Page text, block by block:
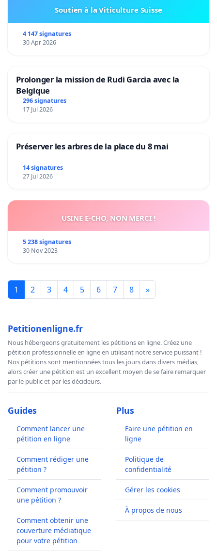
Soutien à la Viticulture Suisse
4 147 signatures
30 Apr 2026
Prolonger la mission de Rudi Garcia avec la
Belgique
296 signatures
17 Jul 2026
Préserver les arbres de la place du 8 mai
14 signatures
27 Jul 2026
USINE E-CHO, NON MERCI !
5 238 signatures
30 Nov 2023
1 2 3 4 5 6 7 8 »
Petitionenligne.fr
Nous hébergeons gratuitement les pétitions en ligne. Créez une
pétition professionnelle en ligne en utilisant notre service puissant !
Nos pétitions sont mentionnées tous les jours dans divers médias,
alors créer une pétition est un excellent moyen de se faire remarquer
par le public et par les décideurs.
Guides
Comment lancer une
pétition en ligne
Comment rédiger une
pétition ?
Comment promouvoir
une pétition ?
Comment obtenir une
couverture médiatique
pour votre pétition
Plus
Faire une pétition en
ligne
Politique de
confidentialité
Gérer les cookies
À propos de nous